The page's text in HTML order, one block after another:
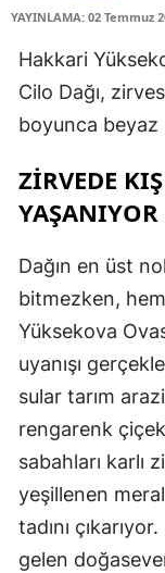
YAYINLAMA: 02 Temmuz
Hakkari
Cilo Dağı,
boyunca beyaz
ZİRVEDE
YAŞANIYOR
Dağın en üst
bitmezken,
Yüksekova
uyanışı
sular tarım
rengarenk
sabahları karlı
yeşillenen
tadını
gelen